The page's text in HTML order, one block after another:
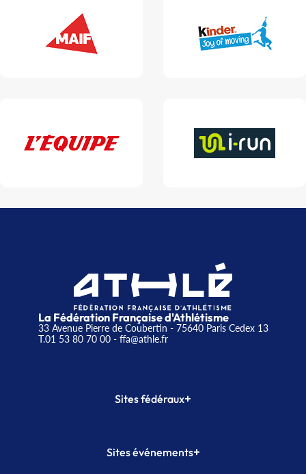
La Fédération Française d'Athlétisme
33 Avenue Pierre de Coubertin - 75640 Paris Cedex 13
T.01 53 80 70 00- ffa@athle.fr
Sites fédéraux+
Plateforme Formation
Sites événements+